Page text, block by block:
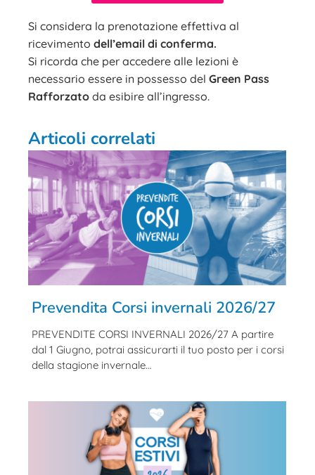
Si considera la prenotazione effettiva al
ricevimento dell’email di conferma.
Si ricorda che per accedere alle lezioni è
necessario essere in possesso del Green Pass
Rafforzato da esibire all’ingresso.
Articoli correlati
Prevendita Corsi invernali 2026/27
PREVENDITE CORSI INVERNALI 2026/27 A partire
dal 1 Giugno, potrai assicurarti il tuo posto per i corsi
della stagione invernale…